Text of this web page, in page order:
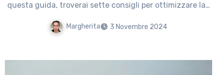
questa guida, troverai sette consigli per ottimizzare la…
Margherita 3 Novembre 2024